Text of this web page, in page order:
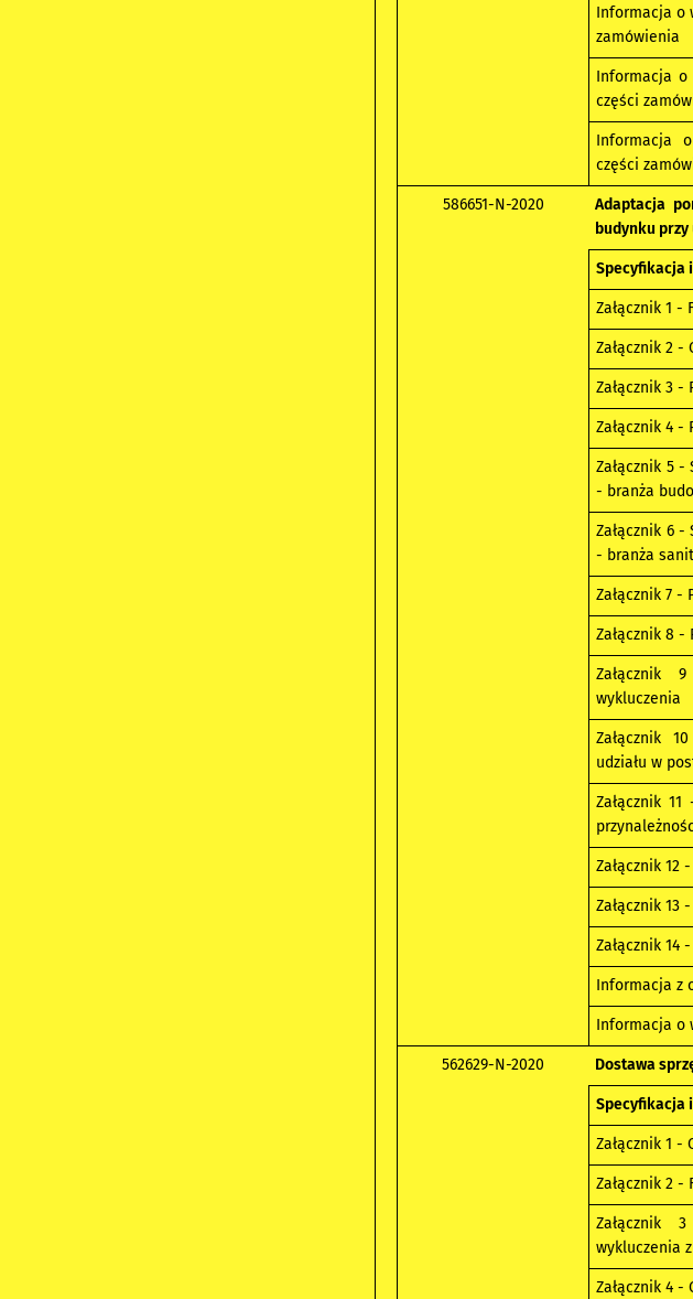
Informacja o
zamówienia
Informacja
części
Informacja
części
586651-N-2020
Adaptacja
budynku przy
Specyfikacja
Załącznik 1 -
Załącznik 2
Załącznik 3
Załącznik 4
Załącznik 5
- branża
Załącznik 6
- branża
Załącznik 7
Załącznik 8
Załącznik
wykluczenia
Załącznik
udziału w
Załącznik
Załącznik 12
Załącznik 13
Załącznik 14
Informacja z
Informacja o
562629-N-2020 Dostawa
Specyfikacja
Załącznik 1
Załącznik 2
Załącznik
wykluczenia
Załącznik 4 -